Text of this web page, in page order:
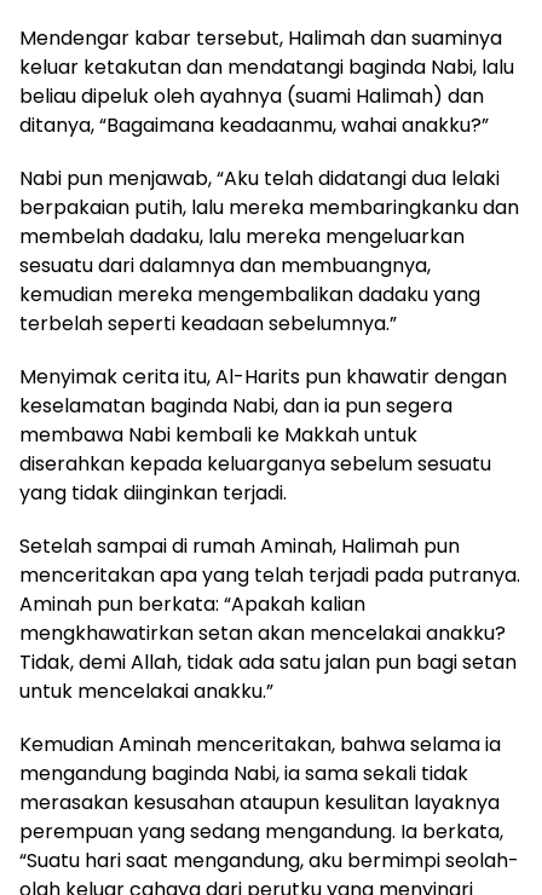
Mendengar kabar tersebut, Halimah dan suaminya
keluar ketakutan dan mendatangi baginda Nabi, lalu
beliau dipeluk oleh ayahnya (suami Halimah) dan
ditanya, “Bagaimana keadaanmu, wahai anakku?”
Nabi pun menjawab, “Aku telah didatangi dua lelaki
berpakaian putih, lalu mereka membaringkanku dan
membelah dadaku, lalu mereka mengeluarkan
sesuatu dari dalamnya dan membuangnya,
kemudian mereka mengembalikan dadaku yang
terbelah seperti keadaan sebelumnya.”
Menyimak cerita itu, Al-Harits pun khawatir dengan
keselamatan baginda Nabi, dan ia pun segera
membawa Nabi kembali ke Makkah untuk
diserahkan kepada keluarganya sebelum sesuatu
yang tidak diinginkan terjadi.
Setelah sampai di rumah Aminah, Halimah pun
menceritakan apa yang telah terjadi pada putranya.
Aminah pun berkata: “Apakah kalian
mengkhawatirkan setan akan mencelakai anakku?
Tidak, demi Allah, tidak ada satu jalan pun bagi setan
untuk mencelakai anakku.”
Kemudian Aminah menceritakan, bahwa selama ia
mengandung baginda Nabi, ia sama sekali tidak
merasakan kesusahan ataupun kesulitan layaknya
perempuan yang sedang mengandung. Ia berkata,
“Suatu hari saat mengandung, aku bermimpi seolah-
olah keluar cahaya dari perutku yang menyinari